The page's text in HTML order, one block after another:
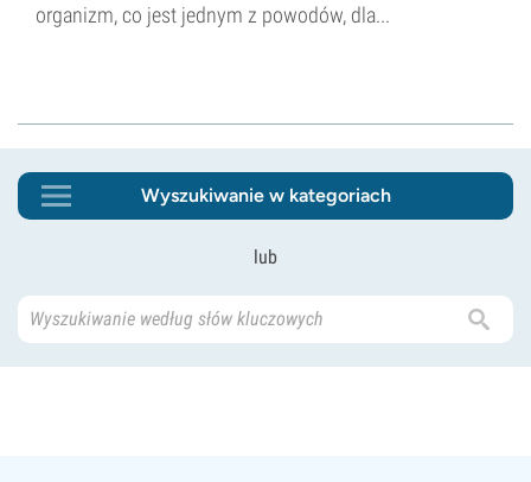
organizm, co jest jednym z powodów, dla...
Wyszukiwanie w kategoriach
lub